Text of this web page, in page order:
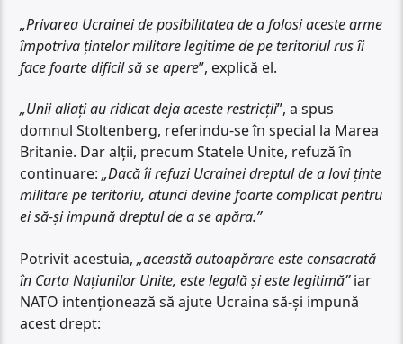
„Privarea Ucrainei de posibilitatea de a folosi aceste arme
împotriva țintelor militare legitime de pe teritoriul rus îi
face foarte dificil să se apere”, explică el.
„Unii aliați au ridicat deja aceste restricții”, a spus
domnul Stoltenberg, referindu-se în special la Marea
Britanie. Dar alții, precum Statele Unite, refuză în
continuare:„Dacă îi refuzi Ucrainei dreptul de a lovi ținte
militare pe teritoriu, atunci devine foarte complicat pentru
ei să-și impună dreptul de a se apăra.”
Potrivit acestuia,„această autoapărare este consacrată
în Carta Națiunilor Unite, este legală și este legitimă”iar
NATO intenționează să ajute Ucraina să-și impună
acest drept: